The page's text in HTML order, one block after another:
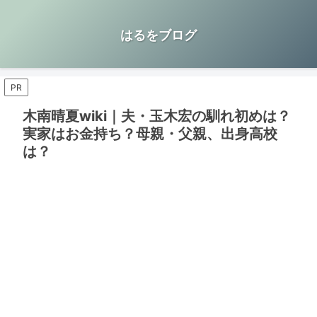
はるをブログ
PR
木南晴夏wiki｜夫・玉木宏の馴れ初めは？
実家はお金持ち？母親・父親、出身高校
は？